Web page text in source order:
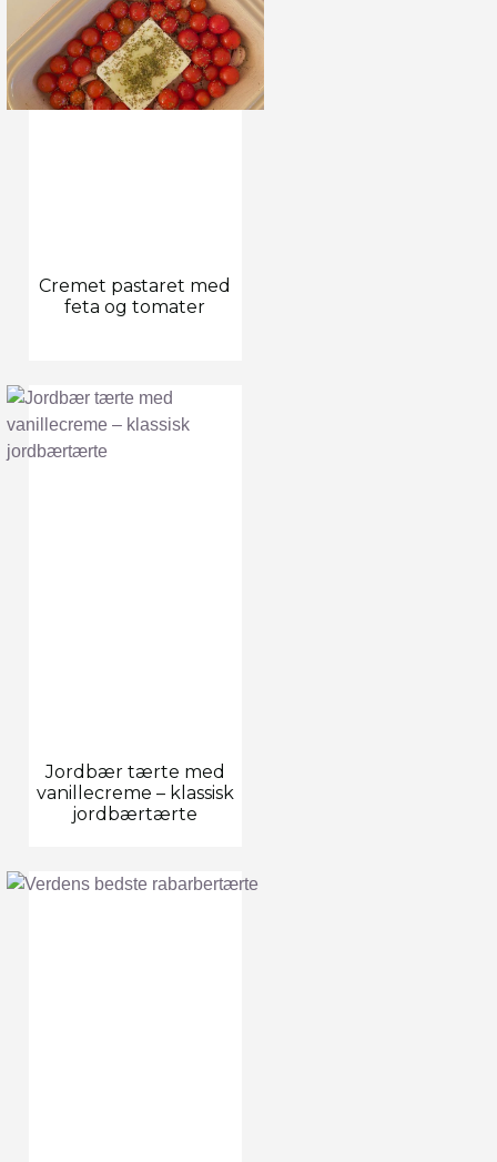
Cremet pastaret med
feta og tomater
Jordbær tærte med
vanillecreme – klassisk
jordbærtærte